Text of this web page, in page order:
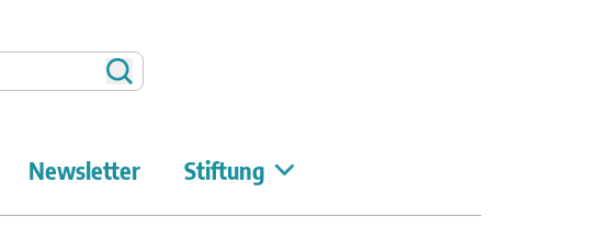
Suchen
Newsletter Stiftung